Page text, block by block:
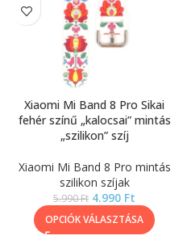
Xiaomi Mi Band 8 Pro Sikai
fehér színű „kalocsai” mintás
„szilikon” szíj
Xiaomi Mi Band 8 Pro mintás
szilikon szíjak
5.990Ft 4.990 Ft
OPCIÓK VÁLASZTÁSA